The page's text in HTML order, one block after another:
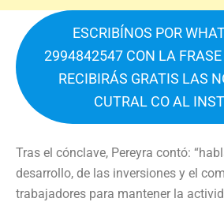
ESCRIBÍNOS POR
2994842547 CON LA FRASE
RECIBIRÁS GRATIS LAS
CUTRAL CO AL
Tras el cónclave, Pereyra contó:
desarrollo, de las inversiones y el
trabajadores para mantener la